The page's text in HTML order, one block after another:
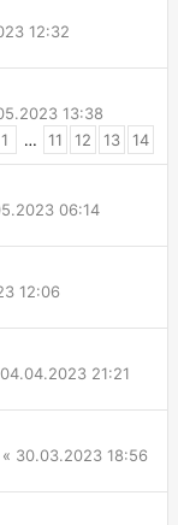
12:32
13:38
1 … 11 12 13 14
06:14
12:06
04.04.2023 21:21
« 30.03.2023 18:56